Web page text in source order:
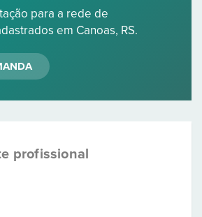
para a rede de
em Canoas, RS.
profissional